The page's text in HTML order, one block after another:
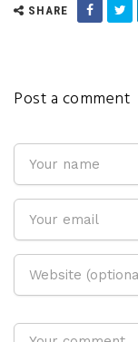
SHARE
Post a comment